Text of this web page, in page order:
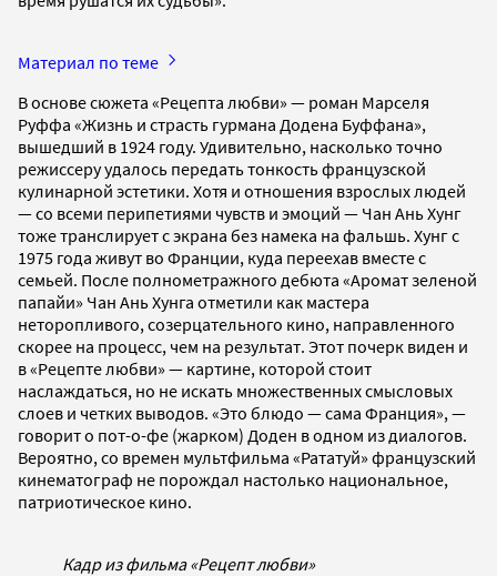
Материал по теме
В основе сюжета «Рецепта любви» — роман Марселя
Руффа «Жизнь и страсть гурмана Додена Буффана»,
вышедший в 1924 году. Удивительно, насколько точно
режиссеру удалось передать тонкость французской
кулинарной эстетики. Хотя и отношения взрослых людей
— со всеми перипетиями чувств и эмоций — Чан Ань Хунг
тоже транслирует с экрана без намека на фальшь. Хунг с
1975 года живут во Франции, куда переехав вместе с
семьей. После полнометражного дебюта «Аромат зеленой
папайи» Чан Ань Хунга отметили как мастера
неторопливого, созерцательного кино, направленного
скорее на процесс, чем на результат. Этот почерк виден и
в «Рецепте любви» — картине, которой стоит
наслаждаться, но не искать множественных смысловых
слоев и четких выводов. «Это блюдо — сама Франция», —
говорит о пот-о-фе (жарком) Доден в одном из диалогов.
Вероятно, со времен мультфильма «Рататуй» французский
кинематограф не порождал настолько национальное,
патриотическое кино.
Кадр из фильма «Рецепт любви»